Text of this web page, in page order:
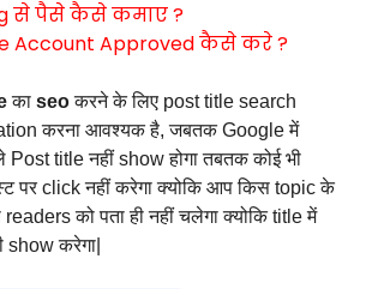
से पैसे कैसे कमाए ?
Account Approved कैसे करे ?
का seoकरने के लिए post title search
करना आवश्यक है, जबतक Google में
title नहीं show होगा तबतक कोई भी
पर click नहीं करेगा क्योकि आप किस topic के
readers को पता ही नहीं चलेगा क्योकि title में
करेगा|